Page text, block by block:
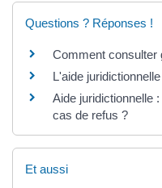
Questions ? Réponses !
Comment consulter
L'aide
Aide juridictionnelle
cas de refus ?
Et aussi